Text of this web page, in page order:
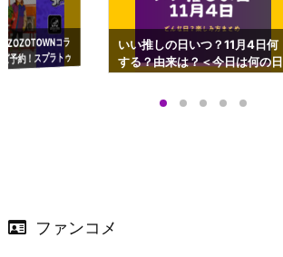
コラ
予約！スプラトゥ
ップも渋谷Hz
いい推しの日いつ？11月4日何
する？由来は？＜今日は何の日
ファンコメ